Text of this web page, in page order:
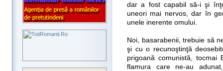
dar a fost capabil să-i şi
uneori mai nervos, dar în
unele inerente omului.
Noi, basarabenii, trebuie să
şi cu o recunoştinţă
prigoană comunistă,
flamura care ne-au